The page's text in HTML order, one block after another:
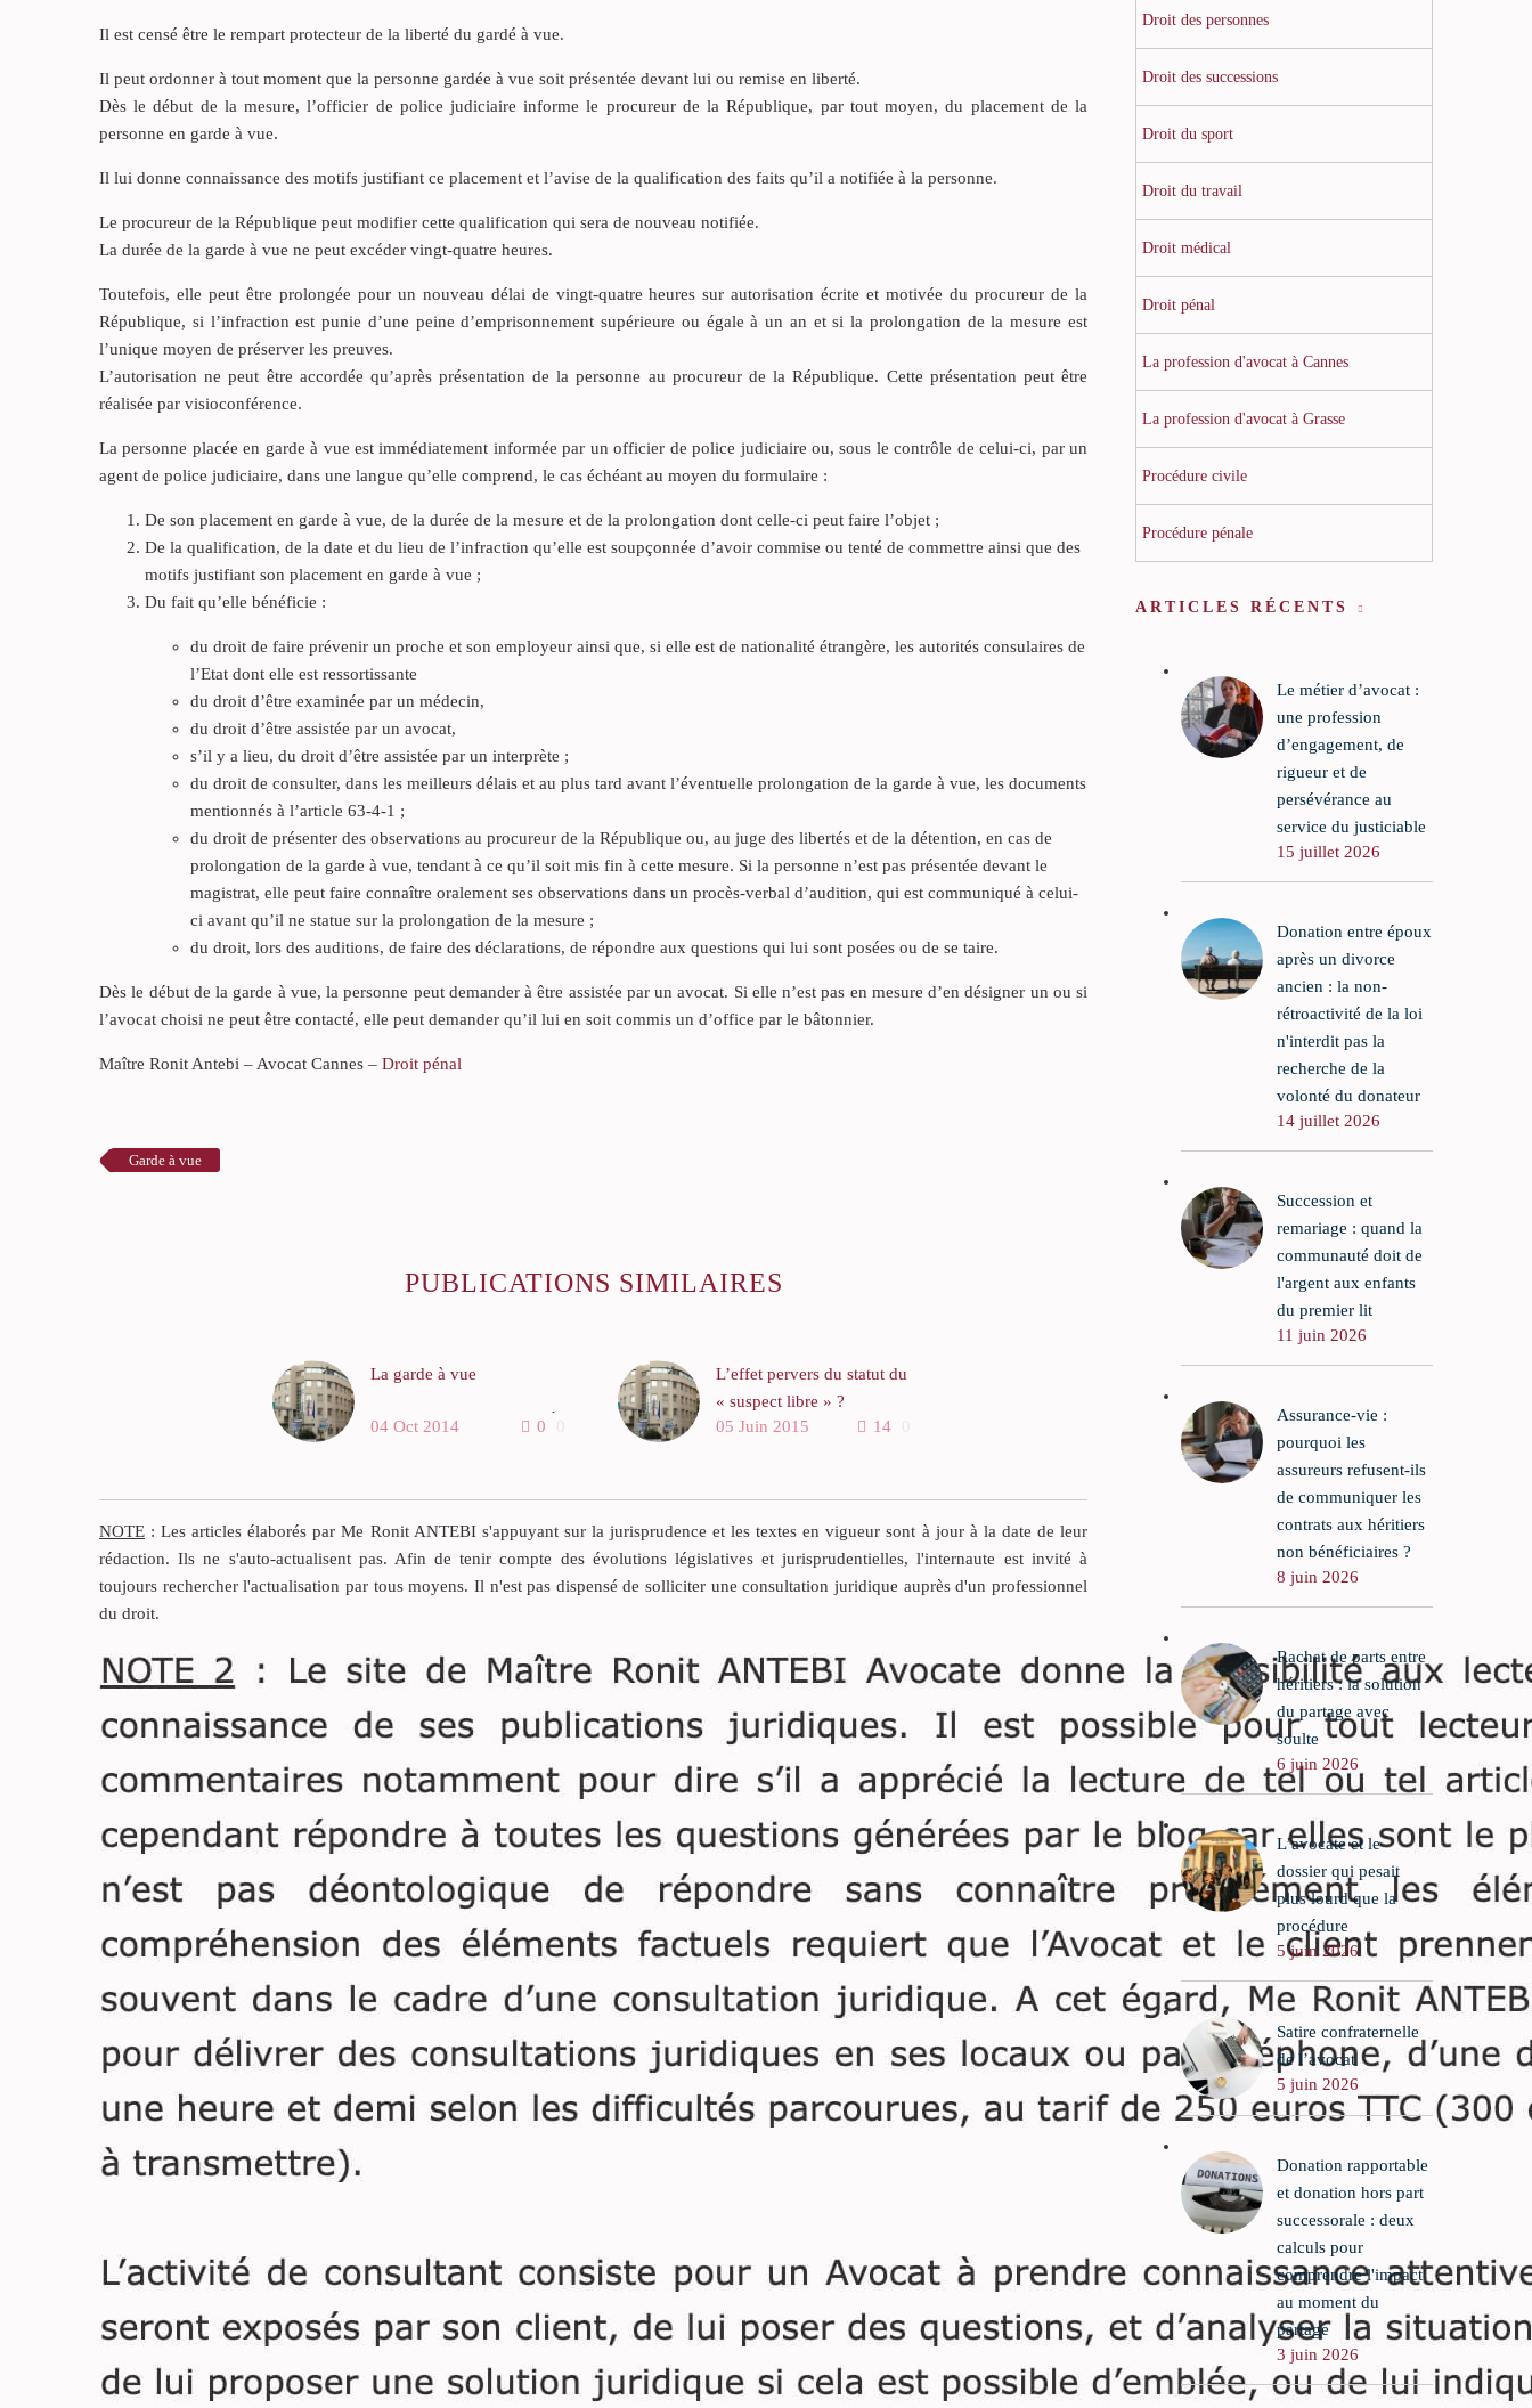
Il est censé être le rempart protecteur de la liberté du gardé à vue.
Il peut ordonner à tout moment que la personne gardée à vue soit présentée devant lui ou remise en liberté.
Dès le début de la mesure, l’officier de police judiciaire informe le procureur de la République, par tout moyen, du placement de la
personne en garde à vue.
Il lui donne connaissance des motifs justifiant ce placement et l’avise de la qualification des faits qu’il a notifiée à la personne.
Le procureur de la République peut modifier cette qualification qui sera de nouveau notifiée.
La durée de la garde à vue ne peut excéder vingt-quatre heures.
Toutefois, elle peut être prolongée pour un nouveau délai de vingt-quatre heures sur autorisation écrite et motivée du procureur de la
République, si l’infraction est punie d’une peine d’emprisonnement supérieure ou égale à un an et si la prolongation de la mesure est
l’unique moyen de préserver les preuves.
L’autorisation ne peut être accordée qu’après présentation de la personne au procureur de la République. Cette présentation peut être
réalisée par visioconférence.
La personne placée en garde à vue est immédiatement informée par un officier de police judiciaire ou, sous le contrôle de celui-ci, par un
agent de police judiciaire, dans une langue qu’elle comprend, le cas échéant au moyen du formulaire :
De son placement en garde à vue, de la durée de la mesure et de la prolongation dont celle-ci peut faire l’objet ;
De la qualification, de la date et du lieu de l’infraction qu’elle est soupçonnée d’avoir commise ou tenté de commettre ainsi que des
motifs justifiant son placement en garde à vue ;
Du fait qu’elle bénéficie :
du droit de faire prévenir un proche et son employeur ainsi que, si elle est de nationalité étrangère, les autorités consulaires de
l’Etat dont elle est ressortissante
du droit d’être examinée par un médecin,
du droit d’être assistée par un avocat,
s’il y a lieu, du droit d’être assistée par un interprète ;
du droit de consulter, dans les meilleurs délais et au plus tard avant l’éventuelle prolongation de la garde à vue, les documents
mentionnés à l’article 63-4-1 ;
du droit de présenter des observations au procureur de la République ou, au juge des libertés et de la détention, en cas de
prolongation de la garde à vue, tendant à ce qu’il soit mis fin à cette mesure. Si la personne n’est pas présentée devant le
magistrat, elle peut faire connaître oralement ses observations dans un procès-verbal d’audition, qui est communiqué à celui-
ci avant qu’il ne statue sur la prolongation de la mesure ;
du droit, lors des auditions, de faire des déclarations, de répondre aux questions qui lui sont posées ou de se taire.
Dès le début de la garde à vue, la personne peut demander à être assistée par un avocat. Si elle n’est pas en mesure d’en désigner un ou si
l’avocat choisi ne peut être contacté, elle peut demander qu’il lui en soit commis un d’office par le bâtonnier.
Maître Ronit Antebi – Avocat Cannes – Droit pénal
Garde à vue
PUBLICATIONS SIMILAIRES
La garde à vue
Historiquement, la garde à
de garder un suspect à sa
disposition le temps de
l’interroger ou de
rechercher des indices –
Les policiers présentaient le
suspect au procureur de la
République et ce dernier
pouvait décerner un mandat
d’amener ou de dépôt. Le
magistrat conduisait
l’enquête.
0 0
04 Oct 2014
L’effet pervers du statut du
« suspect libre » ?
l’officier de police
judiciaire à décider du
placement d’une personne
en garde à vue lors d’une
plausibles de soupçonner
de commettre un délit ou
un crime (art. 62 -2 CPP), la
loi du 27 mai 2014 a
mesure policière : l’audition
d’un suspect libre.
14 0
05 Juin 2015
NOTE : Les articles élaborés par Me Ronit ANTEBI s'appuyant sur la jurisprudence et les textes en vigueur sont à jour à la date de leur
rédaction. Ils ne s'auto-actualisent pas. Afin de tenir compte des évolutions législatives et jurisprudentielles, l'internaute est invité à
toujours rechercher l'actualisation par tous moyens. Il n'est pas dispensé de solliciter une consultation juridique auprès d'un professionnel
du droit.
Droit des personnes
Droit des successions
Droit du sport
Droit du travail
Droit médical
Droit pénal
La profession d'avocat à Cannes
La profession d'avocat à Grasse
Procédure civile
Procédure pénale
ARTICLES RÉCENTS
Le métier d’avocat :
une profession
d’engagement, de
rigueur et de
persévérance au
service du justiciable
15 juillet 2026
Donation entre époux
après un divorce
ancien : la non-
rétroactivité de la loi
n'interdit pas la
recherche de la
volonté du donateur
14 juillet 2026
Succession et
remariage : quand la
communauté doit de
l'argent aux enfants
du premier lit
11 juin 2026
Assurance-vie :
pourquoi les
assureurs refusent-ils
de communiquer les
contrats aux héritiers
non bénéficiaires ?
8 juin 2026
Rachat de parts entre
héritiers : la solution
du partage avec
soulte
6 juin 2026
L’avocate et le
dossier qui pesait
plus lourd que la
procédure
5 juin 2026
Satire confraternelle
de l’avocat
5 juin 2026
Donation rapportable
et donation hors part
successorale : deux
calculs pour
comprendre l'impact
au moment du
partage
3 juin 2026